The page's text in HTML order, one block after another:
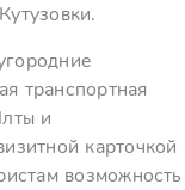
транспортная
и
карточкой
возможность